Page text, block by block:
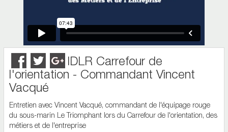
IDLR Carrefour de
l'orientation - Commandant Vincent
Vacqué
Entretien avec Vincent Vacqué, commandant de l'équipage rouge
du sous-marin Le Triomphant lors du Carrefour de l'orientation, des
métiers et de l'entreprise